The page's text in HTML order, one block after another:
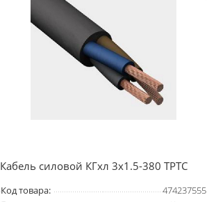
Кабель силовой КГхл 3х1.5-380 ТРТС
Код товара:
474237555